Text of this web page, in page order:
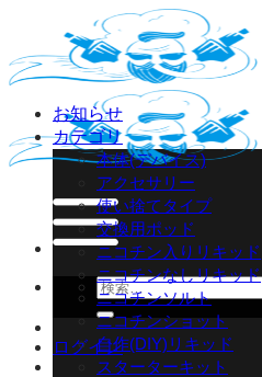
content
検
索
対
象:
ログイン
お知らせ
カテゴリ
本体(デバイス)
アクセサリー
使い捨てタイプ
交換用ポッド
ニコチン入りリキッド
ニコチンなしリキッド
ニコチンソルト
ニコチンショット
自作(DIY)リキッド
スターターキット